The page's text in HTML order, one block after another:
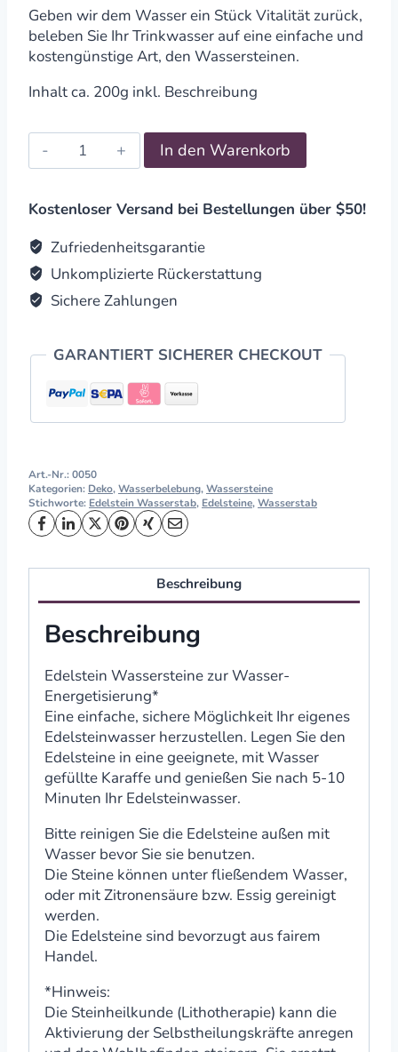
Geben wir dem Wasser ein Stück Vitalität zurück,
beleben Sie Ihr Trinkwasser auf eine einfache und
kostengünstige Art, den Wassersteinen.
Inhalt ca. 200g inkl. Beschreibung
Wassersteine,
Steinmischung
&
quantity
In den Warenkorb
Kostenloser Versand bei Bestellungen über $50!
Zufriedenheitsgarantie
Unkomplizierte Rückerstattung
Sichere Zahlungen
GARANTIERT SICHERER CHECKOUT
Art.-Nr.:0050
Kategorien: Deko,Wasserbelebung,Wassersteine
Stichworte: Edelstein Wasserstab, Edelsteine,Wasserstab
Beschreibung
Beschreibung
Edelstein Wassersteine zur Wasser-
Energetisierung*
Eine einfache, sichere Möglichkeit Ihr eigenes
Edelsteinwasser herzustellen. Legen Sie den
Edelsteine in eine geeignete, mit Wasser
gefüllte Karaffe und genießen Sie nach 5-10
Minuten Ihr Edelsteinwasser.
Bitte reinigen Sie die Edelsteine außen mit
Wasser bevor Sie sie benutzen.
Die Steine können unter fließendem Wasser,
oder mit Zitronensäure bzw. Essig gereinigt
werden.
Die Edelsteine sind bevorzugt aus fairem
Handel.
*Hinweis:
Die Steinheilkunde (Lithotherapie) kann die
Aktivierung der Selbstheilungskräfte anregen